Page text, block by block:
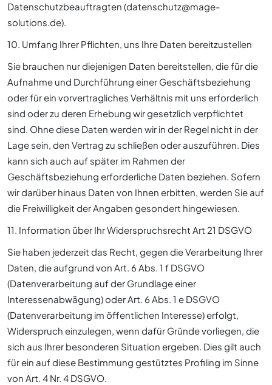
Datenschutzbeauftragten (datenschutz@mage-
solutions.de).
10. Umfang Ihrer Pflichten, uns Ihre Daten bereitzustellen
Sie brauchen nur diejenigen Daten bereitstellen, die für die
Aufnahme und Durchführung einer Geschäftsbeziehung
oder für ein vorvertragliches Verhältnis mit uns erforderlich
sind oder zu deren Erhebung wir gesetzlich verpflichtet
sind. Ohne diese Daten werden wir in der Regel nicht in der
Lage sein, den Vertrag zu schließen oder auszuführen. Dies
kann sich auch auf später im Rahmen der
Geschäftsbeziehung erforderliche Daten beziehen. Sofern
wir darüber hinaus Daten von Ihnen erbitten, werden Sie auf
die Freiwilligkeit der Angaben gesondert hingewiesen.
11. Information über Ihr Widerspruchsrecht Art 21 DSGVO
Sie haben jederzeit das Recht, gegen die Verarbeitung Ihrer
Daten, die aufgrund von Art. 6 Abs. 1 f DSGVO
(Datenverarbeitung auf der Grundlage einer
Interessenabwägung) oder Art. 6 Abs. 1 e DSGVO
(Datenverarbeitung im öffentlichen Interesse) erfolgt,
Widerspruch einzulegen, wenn dafür Gründe vorliegen, die
sich aus Ihrer besonderen Situation ergeben. Dies gilt auch
für ein auf diese Bestimmung gestütztes Profiling im Sinne
von Art. 4 Nr. 4 DSGVO.